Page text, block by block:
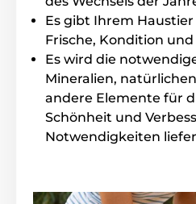
Es wirkt gegen Reizungen
Sehr milde
Für häufigen Gebrauch
Inhalt der Packung
Menforsan natürliches
Ankündigung geändert
Es gibt Ihrem
Frische, Kondition
Es wird die
Mineralien,
andere Elemente für
Schönheit und
Notwendigkeiten